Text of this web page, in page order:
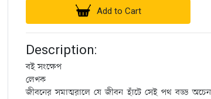
Add to Cart
Description:
বই সংক্ষেপ
লেখক
জীবনের সমাত্মরালে যে জীবন হাঁটে সেই পথ বড্ড